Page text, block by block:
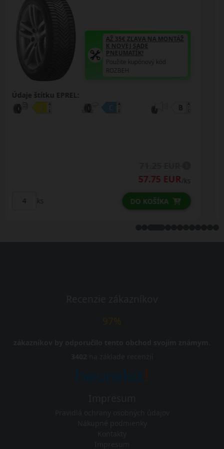
PNEUMATÍK!
Použite kupónový kód
ROZBEH
Údaje štítku EPREL:
62.25 EUR
DO KOŠÍKA